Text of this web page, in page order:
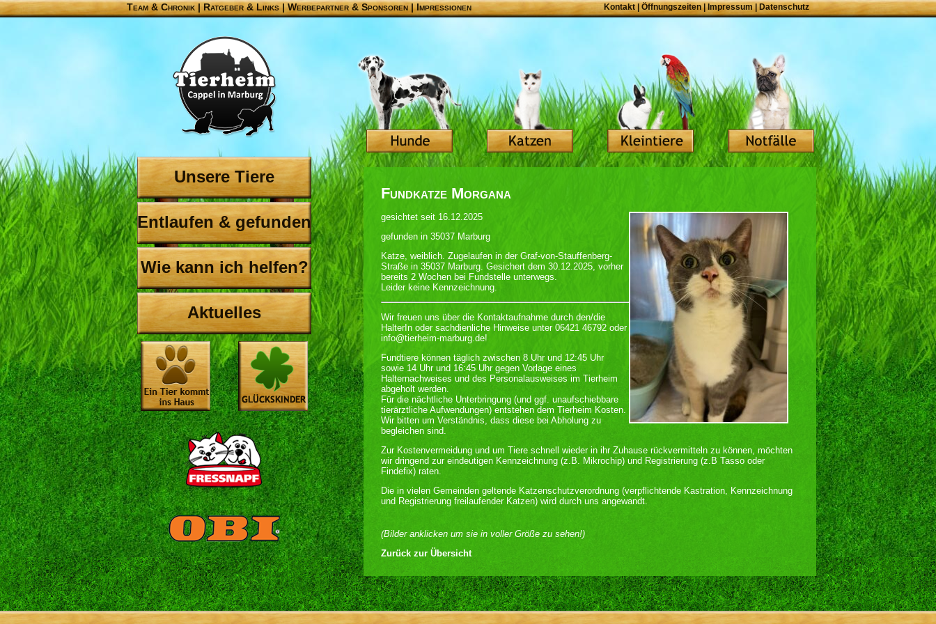
Team & Chronik |Ratgeber & Links|Werbepartner & Sponsoren|Impressionen Kontakt Öffnungszeiten| Impressum|Datenschutz
Unsere Tiere
Entlaufen & gefunden
Wie kann ich helfen?
Aktuelles
Fundkatze Morgana
gesichtet seit 16.12.2025
gefunden in 35037 Marburg
Katze, weiblich. Zugelaufen in der Graf-von-Stauffenberg-
Straße in 35037 Marburg. Gesichert dem 30.12.2025, vorher
bereits 2 Wochen bei Fundstelle unterwegs.
Leider keine Kennzeichnung.
Wir freuen uns über die Kontaktaufnahme durch den/die
HalterIn oder sachdienliche Hinweise unter 06421 46792 oder
info@tierheim-marburg.de!
Fundtiere können täglich zwischen 8 Uhr und 12:45 Uhr
sowie 14 Uhr und 16:45 Uhr gegen Vorlage eines
Halternachweises und des Personalausweises im Tierheim
abgeholt werden.
Für die nächtliche Unterbringung (und ggf. unaufschiebbare
tierärztliche Aufwendungen) entstehen dem Tierheim Kosten.
Wir bitten um Verständnis, dass diese bei Abholung zu
begleichen sind.
Zur Kostenvermeidung und um Tiere schnell wieder in ihr Zuhause rückvermitteln zu können, möchten
wir dringend zur eindeutigen Kennzeichnung (z.B. Mikrochip) und Registrierung (z.B Tasso oder
Findefix) raten.
Die in vielen Gemeinden geltende Katzenschutzverordnung (verpflichtende Kastration, Kennzeichnung
und Registrierung freilaufender Katzen) wird durch uns angewandt.
(Bilder anklicken um sie in voller Größe zu sehen!)
Zurück zur Übersicht